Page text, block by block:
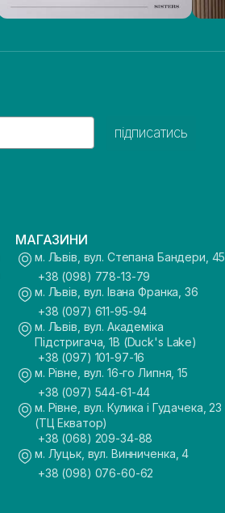
підписатись
МАГАЗИНИ
м. Львів, вул. Степана Бандери, 45
+38 (098) 778-13-79
м. Львів, вул. Івана Франка, 36
+38 (097) 611-95-94
м. Львів, вул. Академіка
Підстригача, 1В (Duck's Lake)
+38 (097) 101-97-16
м. Рівне, вул. 16-го Липня, 15
+38 (097) 544-61-44
м. Рівне, вул. Кулика і Гудачека, 23
(ТЦ Екватор)
+38 (068) 209-34-88
м. Луцьк, вул. Винниченка, 4
+38 (098) 076-60-62